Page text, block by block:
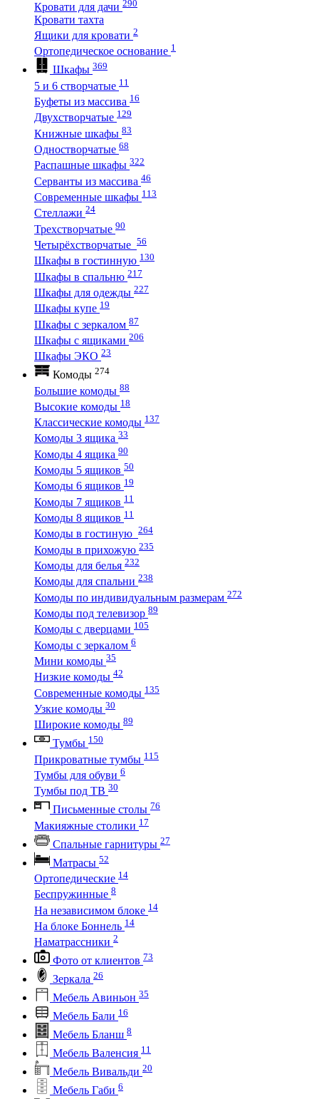
Кровати для дачи 290
Кровати тахта
Ящики для кровати 2
Ортопедическое основание 1
Шкафы 369
5 и 6 створчатые 11
Буфеты из массива 16
Двухстворчатые 129
Книжные шкафы 83
Одностворчатые 68
Распашные шкафы 322
Серванты из массива 46
Современные шкафы 113
Стеллажи 24
Трехстворчатые 90
Четырёхстворчатые 56
Шкафы в гостинную 130
Шкафы в спальню 217
Шкафы для одежды 227
Шкафы купе 19
Шкафы с зеркалом 87
Шкафы с ящиками 206
Шкафы ЭКО 23
Комоды 274
Большие комоды 88
Высокие комоды 18
Классические комоды 137
Комоды 3 ящика 33
Комоды 4 ящика 90
Комоды 5 ящиков 50
Комоды 6 ящиков 19
Комоды 7 ящиков 11
Комоды 8 ящиков 11
Комоды в гостиную 264
Комоды в прихожую 235
Комоды для белья 232
Комоды для спальни 238
Комоды по индивидуальным размерам 272
Комоды под телевизор 89
Комоды с дверцами 105
Комоды с зеркалом 6
Мини комоды 35
Низкие комоды 42
Современные комоды 135
Узкие комоды 30
Широкие комоды 89
Тумбы 150
Прикроватные тумбы 115
Тумбы для обуви 6
Тумбы под ТВ 30
Письменные столы 76
Макияжные столики 17
Спальные гарнитуры 27
Матрасы 52
Ортопедические 14
Беспружинные 8
На независимом блоке 14
На блоке Боннель 14
Наматрассники 2
Фото от клиентов 73
Зеркала 26
Мебель Авиньон 35
Мебель Бали 16
Мебель Бланш 8
Мебель Валенсия 11
Мебель Вивальди 20
Мебель Габи 6